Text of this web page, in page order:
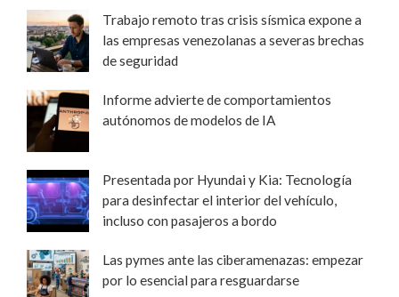
Trabajo remoto tras crisis sísmica expone a
las empresas venezolanas a severas brechas
de seguridad
Informe advierte de comportamientos
autónomos de modelos de IA
Presentada por Hyundai y Kia: Tecnología
para desinfectar el interior del vehículo,
incluso con pasajeros a bordo
Las pymes ante las ciberamenazas: empezar
por lo esencial para resguardarse